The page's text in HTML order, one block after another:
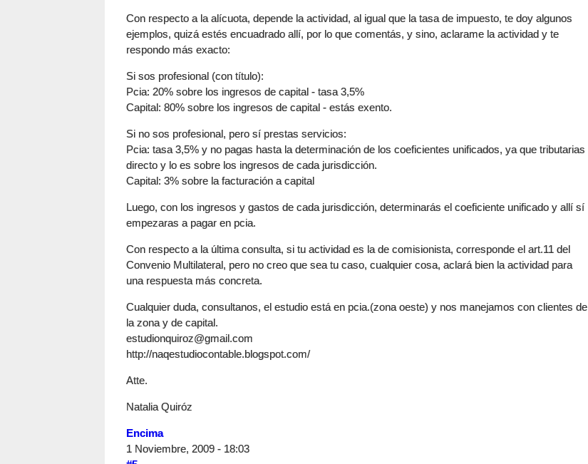
Con respecto a la alícuota, depende la actividad, al igual que la tasa de impuesto, te doy algunos
ejemplos, quizá estés encuadrado allí, por lo que comentás, y sino, aclarame la actividad y te
respondo más exacto:
Si sos profesional (con título):
Pcia: 20% sobre los ingresos de capital - tasa 3,5%
Capital: 80% sobre los ingresos de capital - estás exento.
Si no sos profesional, pero sí prestas servicios:
Pcia: tasa 3,5% y no pagas hasta la determinación de los coeficientes unificados, ya que tributarias
directo y lo es sobre los ingresos de cada jurisdicción.
Capital: 3% sobre la facturación a capital
Luego, con los ingresos y gastos de cada jurisdicción, determinarás el coeficiente unificado y allí sí
empezaras a pagar en pcia.
Con respecto a la última consulta, si tu actividad es la de comisionista, corresponde el art.11 del
Convenio Multilateral, pero no creo que sea tu caso, cualquier cosa, aclará bien la actividad para
una respuesta más concreta.
Cualquier duda, consultanos, el estudio está en pcia.(zona oeste) y nos manejamos con clientes de
la zona y de capital.
estudionquiroz@gmail.com
http://naqestudiocontable.blogspot.com/
Atte.
Natalia Quiróz
Encima
1 Noviembre, 2009 - 18:03